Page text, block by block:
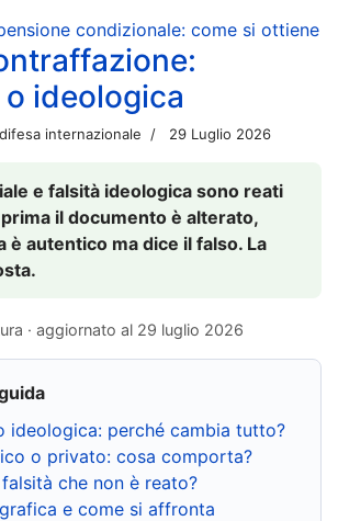
condizionale: come si ottiene
ideologica
internazionale 29 Luglio 2026
e falsità ideologica sono reati
il documento è alterato,
è autentico ma dice il falso. La
· aggiornato al 29 luglio 2026
ideologica: perché cambia tutto?
o privato: cosa comporta?
che non è reato?
e come si affronta